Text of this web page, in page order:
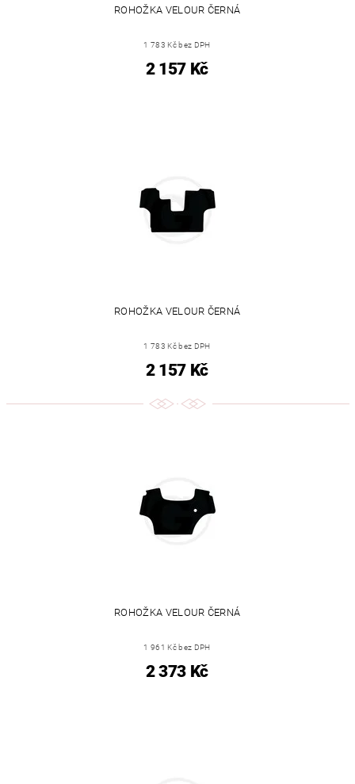
ROHOŽKA VELOUR ČERNÁ
1 783 Kč bez DPH
2 157 Kč
ROHOŽKA VELOUR ČERNÁ
1 783 Kč bez DPH
2 157 Kč
ROHOŽKA VELOUR ČERNÁ
1 961 Kč bez DPH
2 373 Kč